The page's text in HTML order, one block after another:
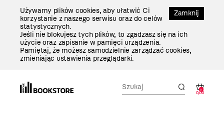
Zamknij
Używamy plików cookies, aby ułatwić Ci
korzystanie z naszego serwisu oraz do celów
statystycznych.
Jeśli nie blokujesz tych plików, to zgadzasz się na ich
użycie oraz zapisanie w pamięci urządzenia.
Pamiętaj, że możesz samodzielnie zarządzać cookies,
zmieniając ustawienia przeglądarki.
0
0,00